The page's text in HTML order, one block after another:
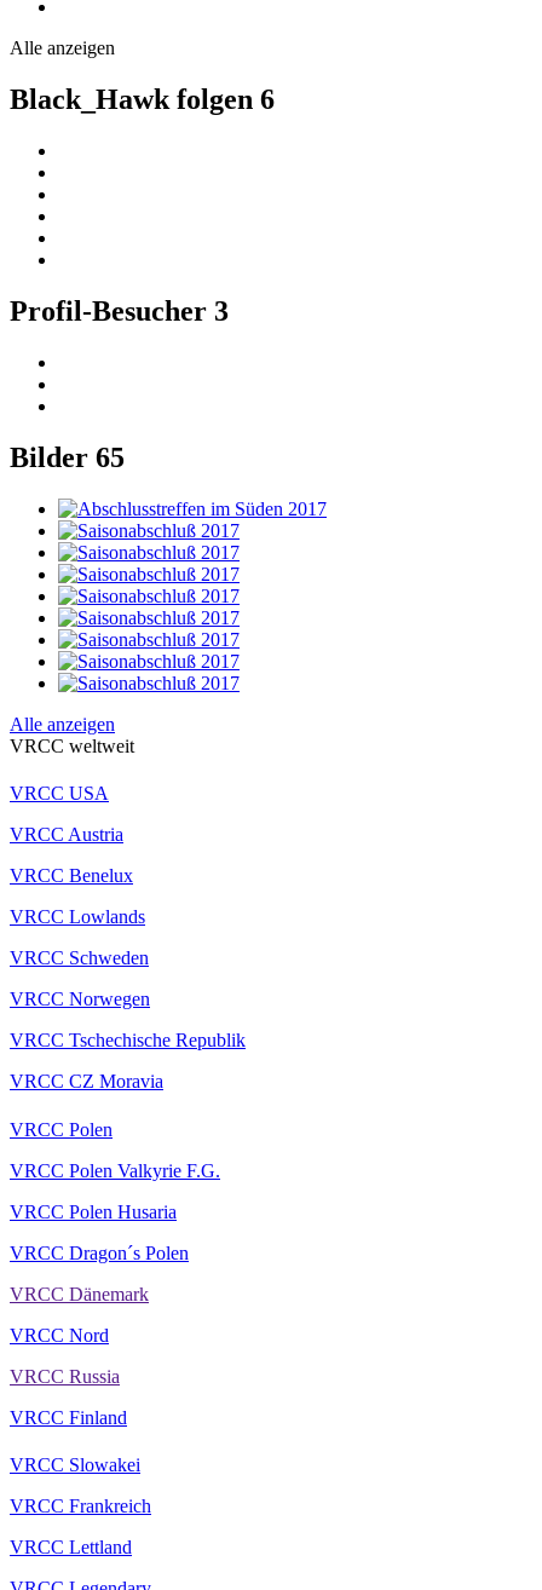
Alle anzeigen
Black_Hawk folgen 6
Profil-Besucher 3
Bilder 65
Alle anzeigen
VRCC weltweit
VRCC USA
VRCC Austria
VRCC Benelux
VRCC Lowlands
VRCC Schweden
VRCC Norwegen
VRCC Tschechische Republik
VRCC CZ Moravia
VRCC Polen
VRCC Polen Valkyrie F.G.
VRCC Polen Husaria
VRCC Dragon´s Polen
VRCC Dänemark
VRCC Nord
VRCC Russia
VRCC Finland
VRCC Slowakei
VRCC Frankreich
VRCC Lettland